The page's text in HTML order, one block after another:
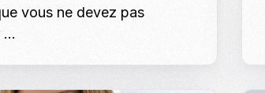
vous ne devez pas